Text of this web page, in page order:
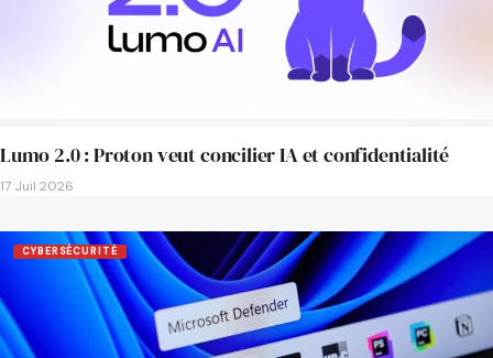
Lumo 2.0 : Proton veut concilier IA et confidentialité
17 Juil 2026
CYBERSÉCURITÉ